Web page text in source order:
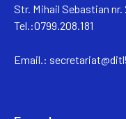
Str. Mihail Sebastian nr.
Tel.:0799.208.181
Email.: